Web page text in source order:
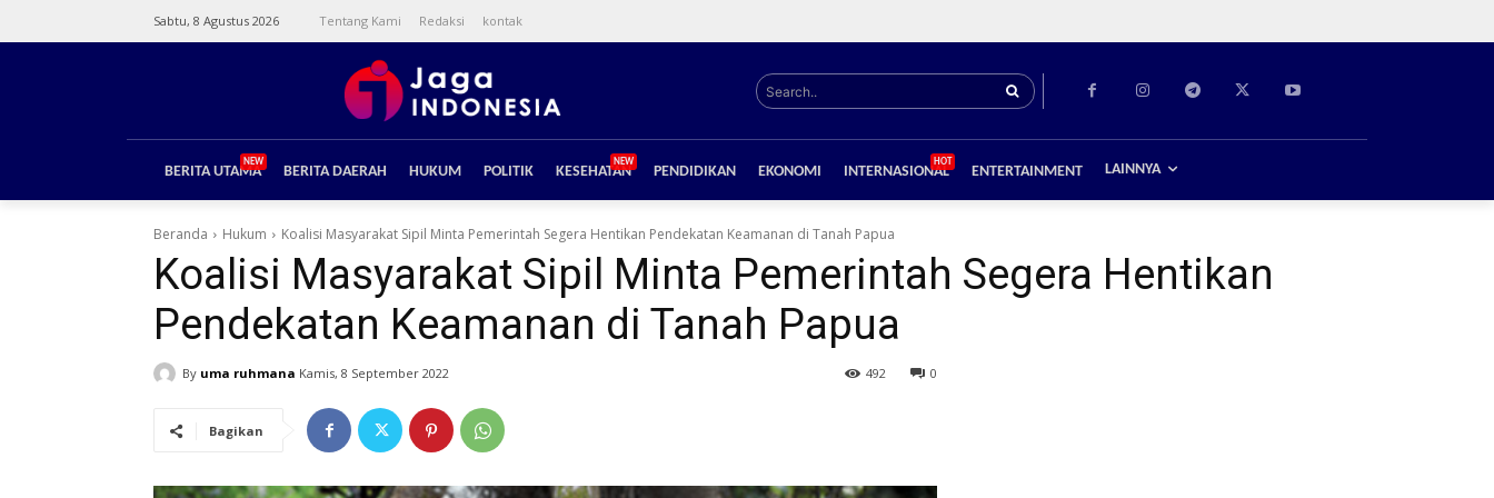
Sabtu, 8 Agustus 2026 Tentang Kami Redaksi kontak
Search..
BERITA UTAMA
NEW
BERITA DAERAH HUKUM POLITIK KESEHATAN
NEW
PENDIDIKAN EKONOMI INTERNASIONAL
HOT
ENTERTAINMENT LAINNYA
Beranda Hukum Koalisi Masyarakat Sipil Minta Pemerintah Segera Hentikan Pendekatan Keamanan di Tanah Papua
Koalisi Masyarakat Sipil Minta Pemerintah Segera Hentikan
Pendekatan Keamanan di Tanah Papua
By uma ruhmana Kamis, 8 September 2022 0
492
Bagikan